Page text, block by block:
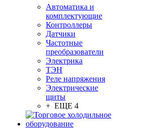
Автоматика и
комплектующие
Контроллеры
Датчики
Частотные
преобразователи
Электрика
ТЭН
Реле напряжения
Электрические
щиты
+ ЕЩЕ 4